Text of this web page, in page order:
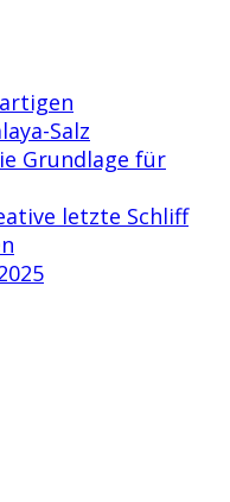
Salz
Grundlage für
letzte Schliff